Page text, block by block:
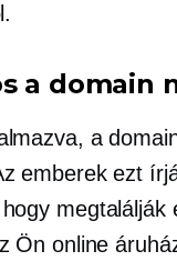
a domain
a
emberek ezt
megtalálják
Ön online